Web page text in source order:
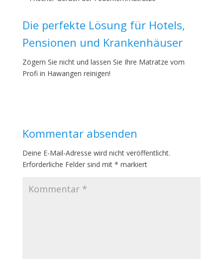
Die perfekte Lösung für Hotels,
Pensionen und Krankenhäuser
Zögern Sie nicht und lassen Sie Ihre Matratze vom
Profi in Hawangen reinigen!
Kommentar absenden
Deine E-Mail-Adresse wird nicht veröffentlicht.
Erforderliche Felder sind mit * markiert